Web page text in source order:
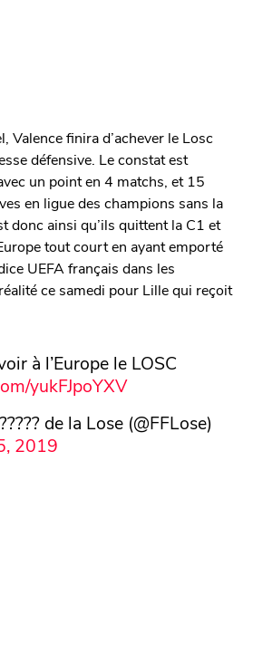
Valence finira d’achever le Losc
défensive. Le constat est
un point en 4 matchs, et 15
en ligue des champions sans la
donc ainsi qu’ils quittent la C1 et
tout court en ayant emporté
UEFA français dans les
ce samedi pour Lille qui reçoit
à l’Europe le LOSC
yukFJpoYXV
de la Lose (@FFLose)
2019